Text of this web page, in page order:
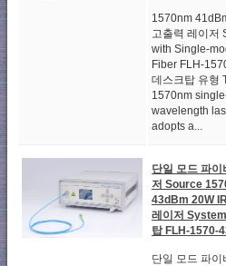
1570nm
고출력 레이저
with Single-
Fiber FLH-
데스크탑 유형
1570nm
wavelength
adopts a...
단일 모드 파이
저 Source
43dBm 20W
레이저 System
탑 FLH-1570-
단일 모드 파이